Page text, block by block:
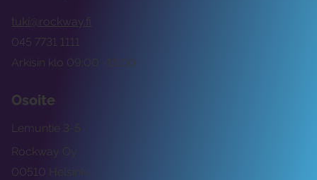
tuki@rockway.fi
Arkisin klo 09:00 -15:00
045 7731 1111
Osoite
Rockway Oy
Lemuntie 3-5
00510 Helsinki